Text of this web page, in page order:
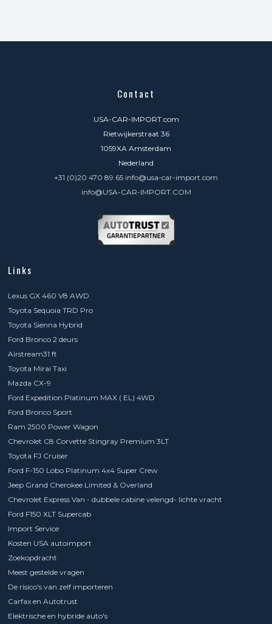
Contact
USA-CAR-IMPORT.com
Rietwijkerstraat 36
1059XA Amsterdam
Nederland
+31 (0)20 470 89 65 info@usa-car-import.com
info@USA-CAR-IMPORT.COM
Links
Lexus GX 460 V8 AWD
Toyota Sequoia TRD Pro
Toyota Sienna Hybrid
Ford Bronco 2 deurs
Airstream31 ft
Toyota Mirai Taxi
Mazda CX-9
Ford Expedition Platinum MAX ( EL) 4WD
Ford Bronco Sport
Ram 2500 Power Wagon
Chevrolet C8 Corvette Stingray Premium 3LT
Toyota FJ Cruiser
Ford F-150 Lobo Platinum 4x4 Super Crew
Jeep Grand Cherokee Limited & Overland
Chevrolet Express Van - dubbele cabine velengd- lichte vracht
Ford F150 XLT Supercab
Import Service
Kosten USA autoimport
Zoekopdracht
Meest gestelde vragen
De risico's van zelf importeren
Carfax en Autotrust
Elektrische en hybride auto's